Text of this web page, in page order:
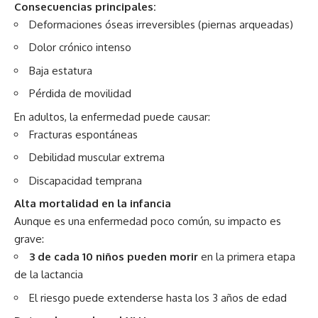
Consecuencias principales:
Deformaciones óseas irreversibles (piernas arqueadas)
Dolor crónico intenso
Baja estatura
Pérdida de movilidad
En adultos, la enfermedad puede causar:
Fracturas espontáneas
Debilidad muscular extrema
Discapacidad temprana
Alta mortalidad en la infancia
Aunque es una enfermedad poco común, su impacto es
grave:
3 de cada 10 niños pueden morir en la primera etapa
de la lactancia
El riesgo puede extenderse hasta los 3 años de edad